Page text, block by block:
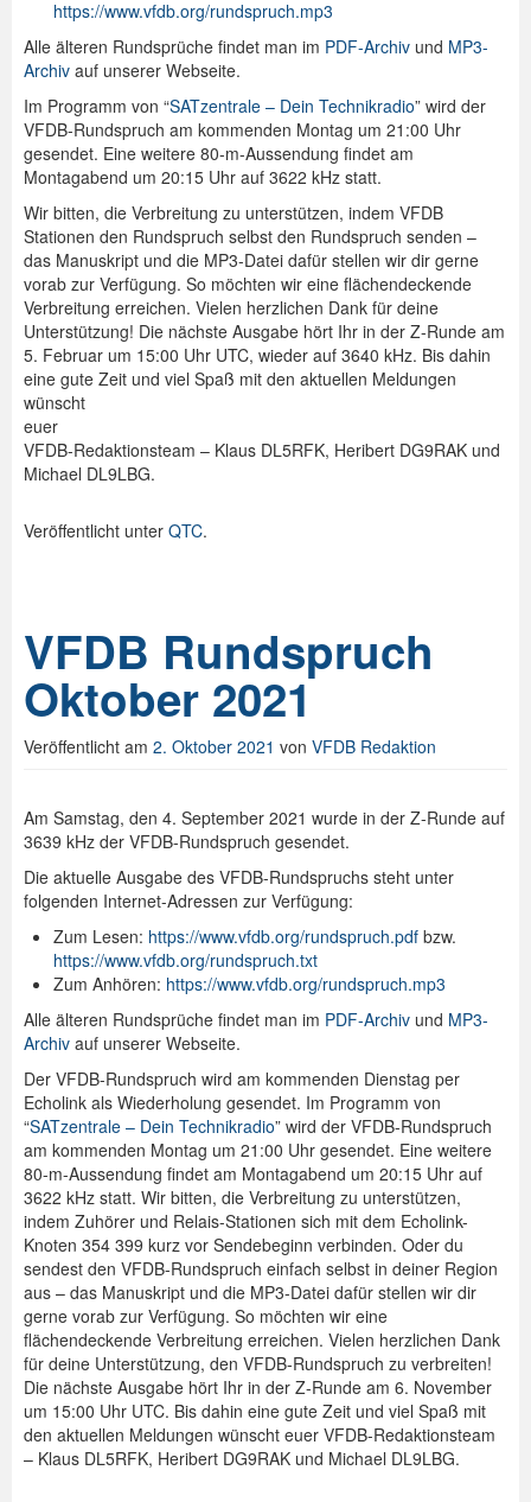
https://www.vfdb.org/rundspruch.mp3
Alle älteren Rundsprüche findet man im PDF-Archiv und MP3-
Archiv auf unserer Webseite.
Im Programm von “SATzentrale – Dein Technikradio” wird der
VFDB-Rundspruch am kommenden Montag um 21:00 Uhr
gesendet. Eine weitere 80-m-Aussendung findet am
Montagabend um 20:15 Uhr auf 3622 kHz statt.
Wir bitten, die Verbreitung zu unterstützen, indem VFDB
Stationen den Rundspruch selbst den Rundspruch senden –
das Manuskript und die MP3-Datei dafür stellen wir dir gerne
vorab zur Verfügung. So möchten wir eine flächendeckende
Verbreitung erreichen. Vielen herzlichen Dank für deine
Unterstützung! Die nächste Ausgabe hört Ihr in der Z-Runde am
5. Februar um 15:00 Uhr UTC, wieder auf 3640 kHz. Bis dahin
eine gute Zeit und viel Spaß mit den aktuellen Meldungen
wünscht
euer
VFDB-Redaktionsteam – Klaus DL5RFK, Heribert DG9RAK und
Michael DL9LBG.
Veröffentlicht unter QTC.
VFDB Rundspruch
Oktober 2021
Veröffentlicht am 2. Oktober 2021 von VFDB Redaktion
Am Samstag, den 4. September 2021 wurde in der Z-Runde auf
3639 kHz der VFDB-Rundspruch gesendet.
Die aktuelle Ausgabe des VFDB-Rundspruchs steht unter
folgenden Internet-Adressen zur Verfügung:
Zum Lesen: https://www.vfdb.org/rundspruch.pdf bzw.
https://www.vfdb.org/rundspruch.txt
Zum Anhören: https://www.vfdb.org/rundspruch.mp3
Alle älteren Rundsprüche findet man im PDF-Archiv und MP3-
Archiv auf unserer Webseite.
Der VFDB-Rundspruch wird am kommenden Dienstag per
Echolink als Wiederholung gesendet. Im Programm von
“SATzentrale – Dein Technikradio” wird der VFDB-Rundspruch
am kommenden Montag um 21:00 Uhr gesendet. Eine weitere
80-m-Aussendung findet am Montagabend um 20:15 Uhr auf
3622 kHz statt. Wir bitten, die Verbreitung zu unterstützen,
indem Zuhörer und Relais-Stationen sich mit dem Echolink-
Knoten 354 399 kurz vor Sendebeginn verbinden. Oder du
sendest den VFDB-Rundspruch einfach selbst in deiner Region
aus – das Manuskript und die MP3-Datei dafür stellen wir dir
gerne vorab zur Verfügung. So möchten wir eine
flächendeckende Verbreitung erreichen. Vielen herzlichen Dank
für deine Unterstützung, den VFDB-Rundspruch zu verbreiten!
Die nächste Ausgabe hört Ihr in der Z-Runde am 6. November
um 15:00 Uhr UTC. Bis dahin eine gute Zeit und viel Spaß mit
den aktuellen Meldungen wünscht euer VFDB-Redaktionsteam
– Klaus DL5RFK, Heribert DG9RAK und Michael DL9LBG.